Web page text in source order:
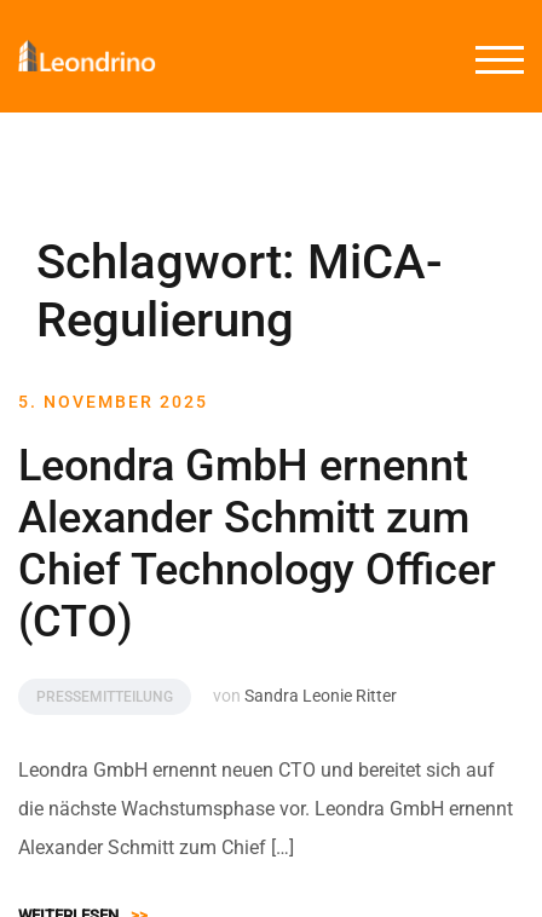
Schlagwort: MiCA-
Regulierung
5. NOVEMBER 2025
Leondra GmbH ernennt
Alexander Schmitt zum
Chief Technology Officer
(CTO)
PRESSEMITTEILUNG von Sandra Leonie Ritter
Leondra GmbH ernennt neuen CTO und bereitet sich auf
die nächste Wachstumsphase vor. Leondra GmbH ernennt
Alexander Schmitt zum Chief […]